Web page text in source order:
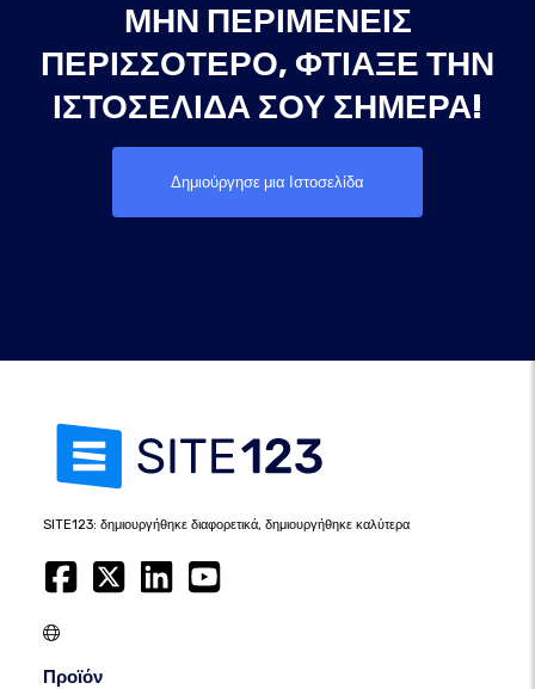
ΜΗΝ ΠΕΡΙΜΈΝΕΙΣ
ΠΕΡΙΣΣΌΤΕΡΟ, ΦΤΙΆΞΕ ΤΗΝ
ΙΣΤΟΣΕΛΊΔΑ ΣΟΥ ΣΉΜΕΡΑ!
Δημιούργησε μια Ιστοσελίδα
SITE123: δημιουργήθηκε διαφορετικά, δημιουργήθηκε καλύτερα
Προϊόν